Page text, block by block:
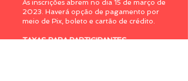
As inscrições abrem no dia 15 de março de
2023. Haverá opção de pagamento por
meio de Pix, boleto e cartão de crédito.
TAXAS PARA PARTICIPANTES